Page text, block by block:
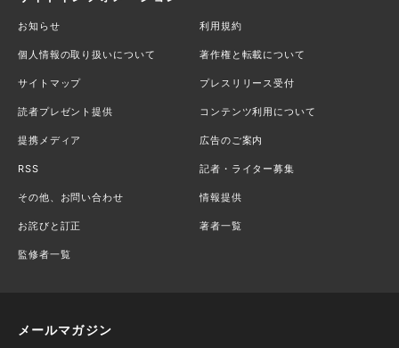
お知らせ 利用規約
個人情報の取り扱いについて 著作権と転載について
サイトマップ プレスリリース受付
読者プレゼント提供 コンテンツ利用について
提携メディア 広告のご案内
RSS 記者・ライター募集
その他、お問い合わせ 情報提供
お詫びと訂正 著者一覧
監修者一覧
メールマガジン